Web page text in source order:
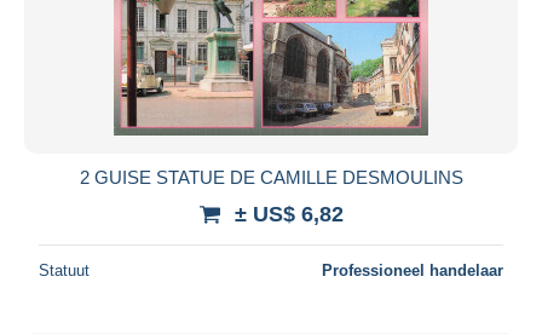
2 GUISE STATUE DE CAMILLE DESMOULINS
± US$ 6,82
Statuut Professioneel handelaar